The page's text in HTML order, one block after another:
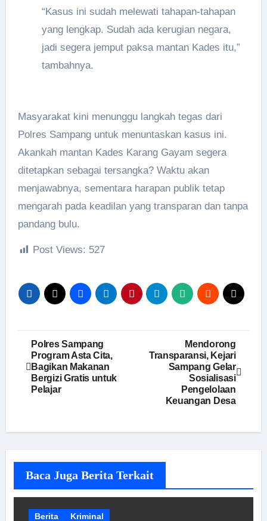
“Kasus ini sudah melewati tahapan-tahapan
yang lengkap. Sudah ada kerugian negara,
jadi segera jemput paksa mantan Kades itu,”
tambahnya.
Masyarakat kini menunggu langkah tegas dari
Polres Sampang untuk menuntaskan kasus ini.
Akankah mantan Kades Karang Gayam segera
ditetapkan sebagai tersangka? Waktu akan
menjawabnya, sementara harapan publik tetap
mengarah pada keadilan yang transparan dan tanpa
pandang bulu.
Post Views: 527
Navigasi
pos
Polres Sampang
Program Asta Cita,
Bagikan Makanan
Bergizi Gratis untuk
Pelajar
Mendorong
Transparansi, Kejari
Sampang Gelar
Sosialisasi
Pengelolaan
Keuangan Desa
Baca Juga Berita Terkait
Berita Kriminal